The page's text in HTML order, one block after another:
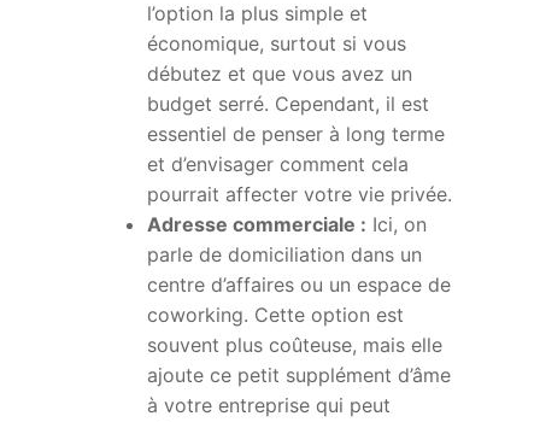
l’option la plus simple et
économique, surtout si vous
débutez et que vous avez un
budget serré. Cependant, il est
essentiel de penser à long terme
et d’envisager comment cela
pourrait affecter votre vie privée.
Adresse commerciale : Ici, on
parle de domiciliation dans un
centre d’affaires ou un espace de
coworking. Cette option est
souvent plus coûteuse, mais elle
ajoute ce petit supplément d’âme
à votre entreprise qui peut